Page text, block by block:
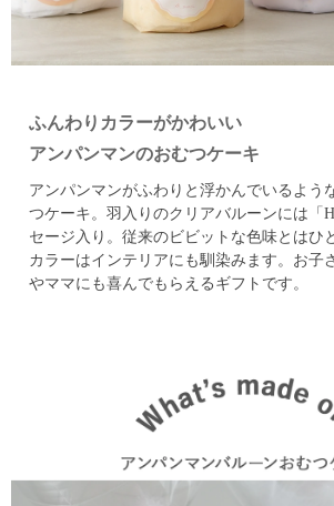
ふんわりカラーがかわいい
アンパンマンのおむつケーキ
アンパンマンがふわりと浮かんでいるよう
つケーキ。 羽入りのクリアバルーンには「
セージ入り。 従来のビビットな色味とはひ
カラーはインテリアにも馴染みます。 お子
やママにも喜んでもらえるギフトです。